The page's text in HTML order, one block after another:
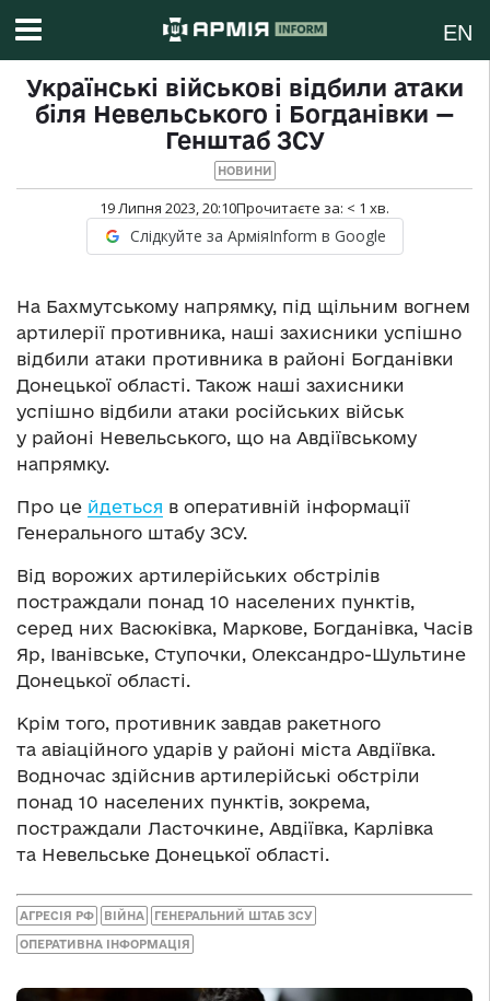
EN
Українські військові відбили атаки
біля Невельського і Богданівки —
Генштаб ЗСУ
НОВИНИ
19 Липня 2023, 20:10Прочитаєте за: < 1 хв.
Слідкуйте за АрміяInform в Google
На Бахмутському напрямку, під щільним вогнем
артилерії противника, наші захисники успішно
відбили атаки противника в районі Богданівки
Донецької області. Також наші захисники
успішно відбили атаки російських військ
у районі Невельського, що на Авдіївському
напрямку.
Про це йдеться в оперативній інформації
Генерального штабу ЗСУ.
Від ворожих артилерійських обстрілів
постраждали понад 10 населених пунктів,
серед них Васюківка, Маркове, Богданівка, Часів
Яр, Іванівське, Ступочки, Олександро-Шультине
Донецької області.
Крім того, противник завдав ракетного
та авіаційного ударів у районі міста Авдіївка.
Водночас здійснив артилерійські обстріли
понад 10 населених пунктів, зокрема,
постраждали Ласточкине, Авдіївка, Карлівка
та Невельське Донецької області.
АГРЕСІЯ РФ ВІЙНА ГЕНЕРАЛЬНИЙ ШТАБ ЗСУ
ОПЕРАТИВНА ІНФОРМАЦІЯ